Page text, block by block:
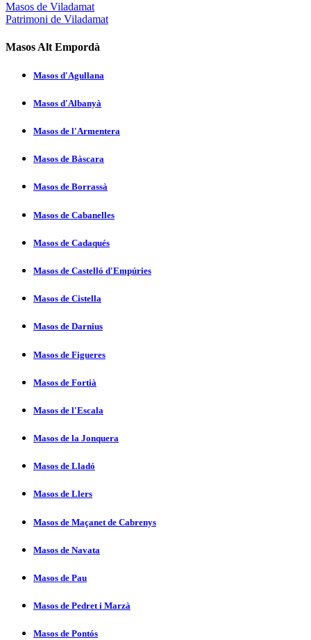
Masos de Viladamat
Patrimoni de Viladamat
Masos Alt Empordà
Masos d'Agullana
Masos d'Albanyà
Masos de l'Armentera
Masos de Bàscara
Masos de Borrassà
Masos de Cabanelles
Masos de Cadaqués
Masos de Castelló d'Empúries
Masos de Cistella
Masos de Darnius
Masos de Figueres
Masos de Fortià
Masos de l'Escala
Masos de la Jonquera
Masos de Lladó
Masos de Llers
Masos de Maçanet de Cabrenys
Masos de Navata
Masos de Pau
Masos de Pedret i Marzà
Masos de Pontós